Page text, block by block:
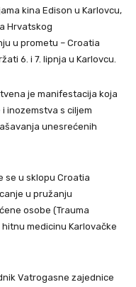
kina Edison u Karlovcu,
Hrvatskog
u prometu – Croatia
6. i 7. lipnja u Karlovcu.
je manifestacija koja
inozemstva s ciljem
unesrećenih
se u sklopu Croatia
u pružanju
osobe (Trauma
medicinu Karlovačke
Vatrogasne zajednice